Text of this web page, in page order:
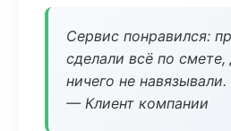
Сервис понравился:
сделали всё по смете,
ничего не навязывали.
— Клиент компании